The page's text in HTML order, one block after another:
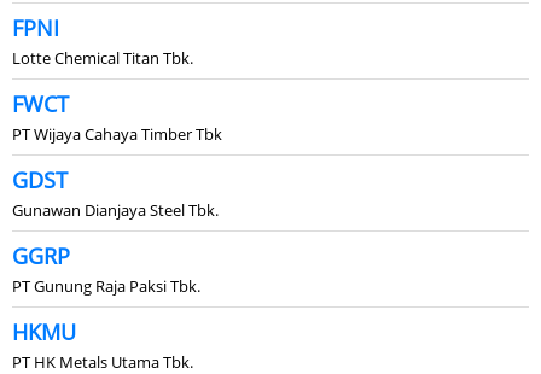
FPNI
Lotte Chemical Titan Tbk.
FWCT
PT Wijaya Cahaya Timber Tbk
GDST
Gunawan Dianjaya Steel Tbk.
GGRP
PT Gunung Raja Paksi Tbk.
HKMU
PT HK Metals Utama Tbk.